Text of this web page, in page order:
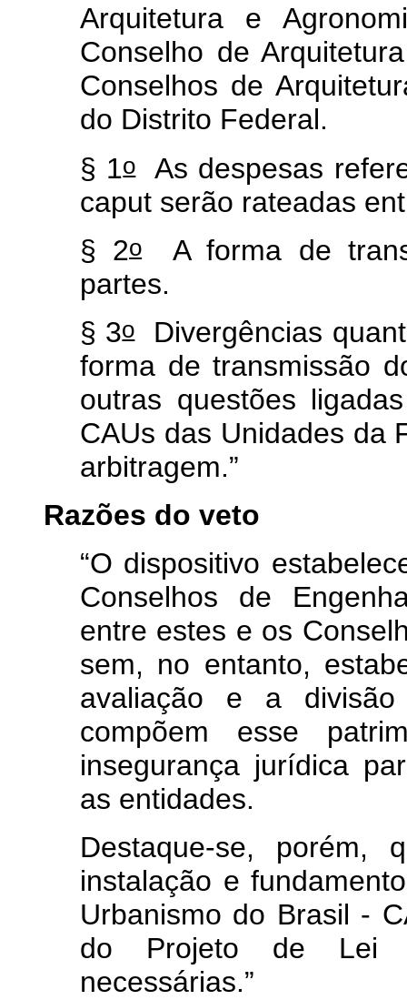
Arquitetura e
Conselho de
Conselhos de
do Distrito Federal.
§ 1oAs despesas
caput serão rateadas
§ 2oA forma de
partes.
§ 3oDivergências
forma de transmissão
outras questões
CAUs das Unidades da
arbitragem.”
Razões do veto
“O dispositivo
Conselhos de
entre estes e os
sem, no entanto,
avaliação e a
compõem esse
insegurança jurídica
as entidades.
Destaque-se,
instalação e
Urbanismo do Brasil -
do Projeto de Lei
necessárias.”